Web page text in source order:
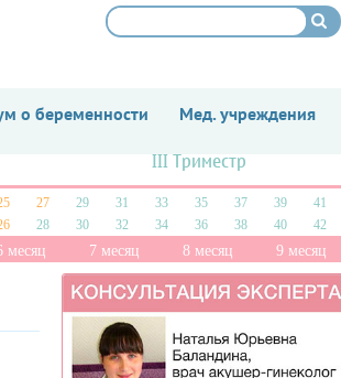
о беременности Мед. учреждения
III Триместр
27 29 31 33 35 37 39
41
28 30 32 34 36 38 40 42
месяц 7 месяц 8 месяц 9 месяц